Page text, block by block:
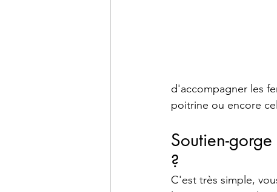
d'accompagner les
poitrine ou encore
Soutien-
?
C'est très simple,